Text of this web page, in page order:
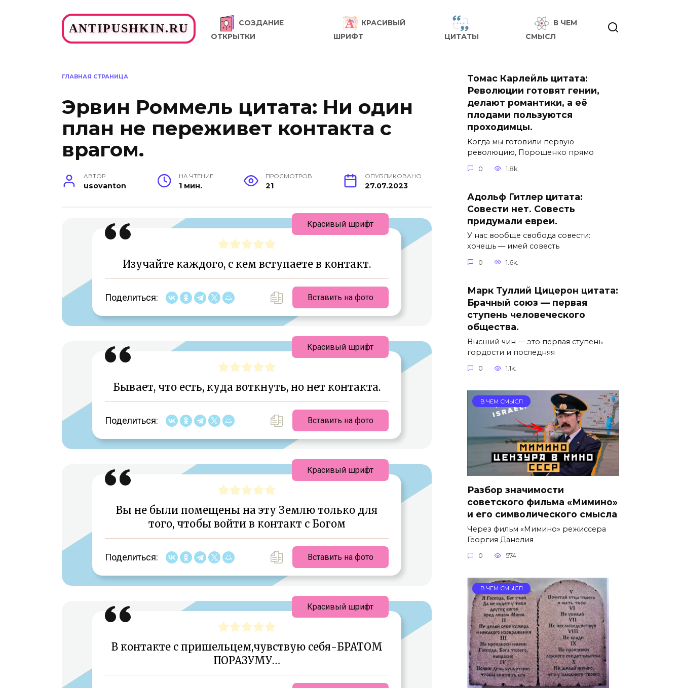
ANTIPUSHKIN.RU
СОЗДАНИЕ
ОТКРЫТКИ
КРАСИВЫЙ
ШРИФТ
ЦИТАТЫ
В ЧЕМ
СМЫСЛ
ГЛАВНАЯ СТРАНИЦА
Эрвин Роммель цитата: Ни один
план не переживет контакта с
врагом.
АВТОР
usovanton
НА ЧТЕНИЕ
1 мин.
ПРОСМОТРОВ
21
ОПУБЛИКОВАНО
27.07.2023
Изучайте каждого, с кем вступаете в контакт.
Поделиться: Вставить на фото
Красивый шрифт
Бывает, что есть, куда воткнуть, но нет контакта.
Поделиться: Вставить на фото
Красивый шрифт
Вы не были помещены на эту Землю только для
того, чтобы войти в контакт с Богом
Поделиться: Вставить на фото
Красивый шрифт
В контакте с пришельцем,чувствую себя-БРАТОМ
ПОРАЗУМУ…
Красивый шрифт
Томас Карлейль цитата:
Революции готовят гении,
делают романтики, а её
плодами пользуются
проходимцы.
Когда мы готовили первую
революцию, Порошенко прямо
0 1.8k.
Адольф Гитлер цитата:
Совести нет. Совесть
придумали евреи.
У нас вообще свобода совести:
хочешь — имей совесть
0 1.6k.
Марк Туллий Цицерон цитата:
Брачный союз — первая
ступень человеческого
общества.
Высший чин — это первая ступень
гордости и последняя
0 1.1k.
В ЧЕМ СМЫСЛ
Разбор значимости
советского фильма «Мимино»
и его символического смысла
Через фильм «Мимино» режиссера
Георгия Данелия
0 574
В ЧЕМ СМЫСЛ